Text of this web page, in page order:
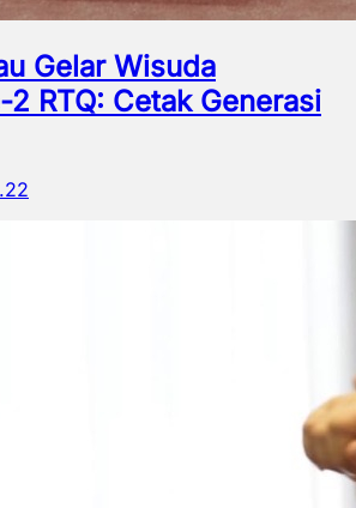
Gelar Wisuda
RTQ: Cetak Generasi